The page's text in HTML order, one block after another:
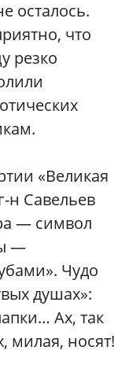
осталось.
что
резко
«Великая
н Савельев
— символ
—
Чудо
душах»:
Ах, так
милая, носят!